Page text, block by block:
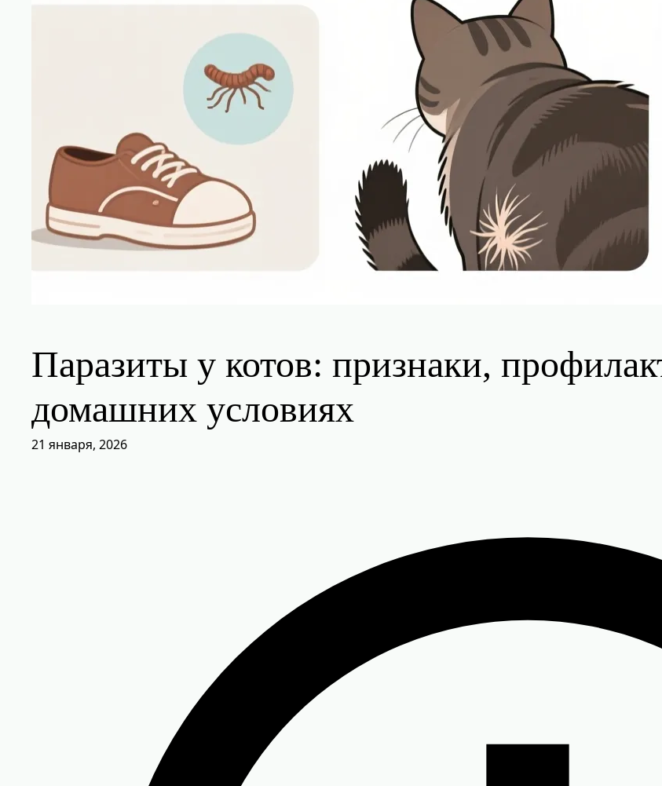
Паразиты у котов: признаки,
домашних условиях
21 января, 2026